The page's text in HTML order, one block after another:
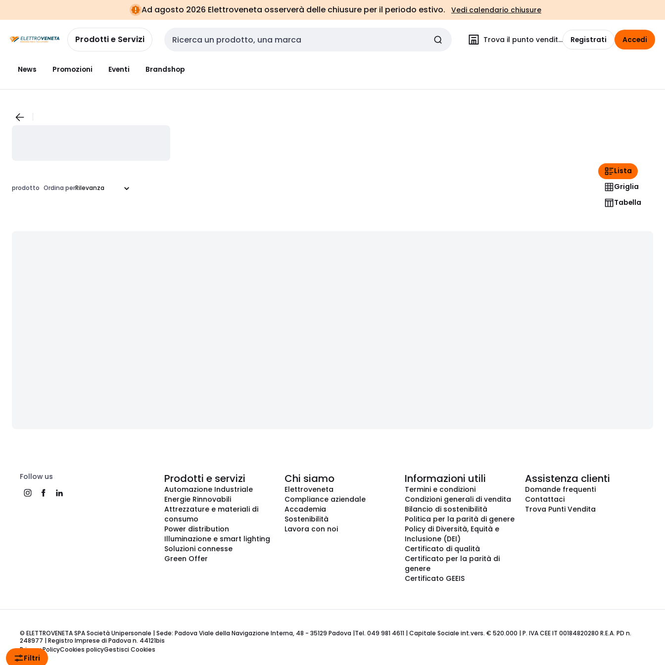
navigazionealla
pagina
Ad agosto 2026 Elettroveneta osserverà delle chiusure per il periodo estivo. Vedi calendario chiusure
Prodotti e Servizi Cerca input Trova il punto vendita Registrati Accedi
News Promozioni Eventi Brandshop
Filtri
prodotto Ordina per
Lista
Griglia
Tabella
Follow us Prodotti e servizi
Automazione Industriale
Energie Rinnovabili
Attrezzature e materiali di
consumo
Power distribution
Illuminazione e smart lighting
Soluzioni connesse
Green Offer
Chi siamo
Elettroveneta
Compliance aziendale
Accademia
Sostenibilità
Lavora con noi
Informazioni utili
Termini e condizioni
Condizioni generali di vendita
Bilancio di sostenibilità
Politica per la parità di genere
Policy di Diversità, Equità e
Inclusione (DEI)
Certificato di qualità
Certificato per la parità di
genere
Certificato GEEIS
Assistenza clienti
Domande frequenti
Contattaci
Trova Punti Vendita
© ELETTROVENETA SPA Società Unipersonale | Sede: Padova Viale della Navigazione Interna, 48 - 35129 Padova |Tel. 049 981 4611 | Capitale Sociale int.vers. € 520.000 | P. IVA CEE IT 00184820280 R.E.A. PD n.
248977 | Registro Imprese di Padova n. 44121bis
Privacy PolicyCookies policyGestisci Cookies